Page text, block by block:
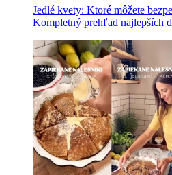
Jedlé kvety: Ktoré môžete
Kompletný prehľad najlepších